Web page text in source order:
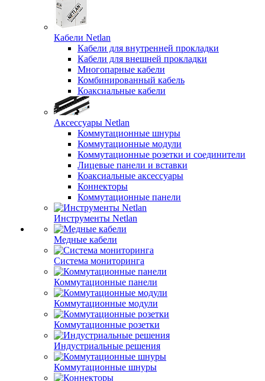
Кабели Netlan
Кабели для внутренней прокладки
Кабели для внешней прокладки
Многопарные кабели
Комбинированный кабель
Коаксиальные кабели
Аксессуары Netlan
Коммутационные шнуры
Коммутационные модули
Коммутационные розетки и соединители
Лицевые панели и вставки
Коаксиальные аксессуары
Коннекторы
Коммутационные панели
Инструменты Netlan
Медные кабели
Система мониторинга
Коммутационные панели
Коммутационные модули
Коммутационные розетки
Индустриальные решения
Коммутационные шнуры